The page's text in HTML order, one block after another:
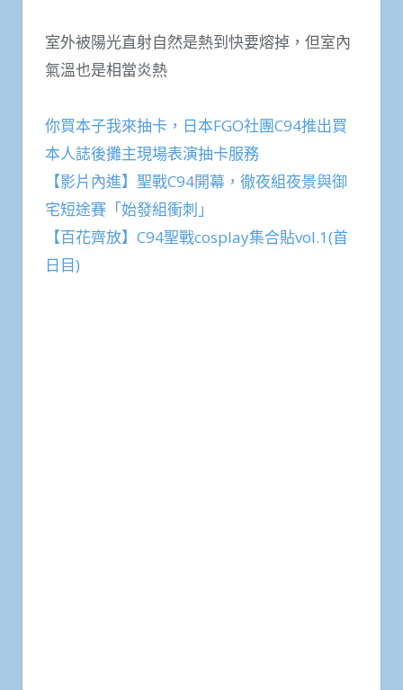
室外被陽光直射自然是熱到快要熔掉，但室內
氣溫也是相當炎熱
你買本子我來抽卡，日本FGO社團C94推出買
本人誌後攤主現場表演抽卡服務
【影片內進】聖戰C94開幕，徹夜組夜景與御
宅短途賽「始發組衝刺」
【百花齊放】C94聖戰cosplay集合貼vol.1(首
日目)